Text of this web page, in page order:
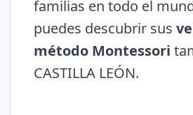
familias en todo el
puedes descubrir sus
método Montessori
CASTILLA LEÓN.